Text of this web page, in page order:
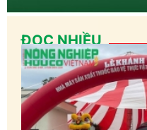
ĐỌC NHIỀU